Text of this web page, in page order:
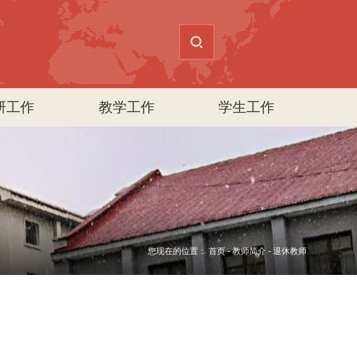
工作 教学工作 学生工作
您现在的位置： 首页 -教师简介 - 退休教师